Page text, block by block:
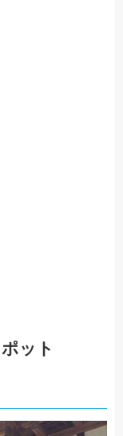
ット